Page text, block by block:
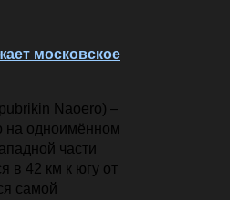
московское
Naoero) –
на одноимённом
части
в 42 км к югу от
самой